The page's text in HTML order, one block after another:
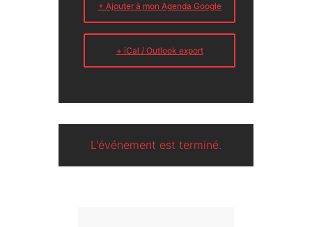
+ Ajouter à mon Agenda Google
+ iCal / Outlook export
L'événement est terminé.